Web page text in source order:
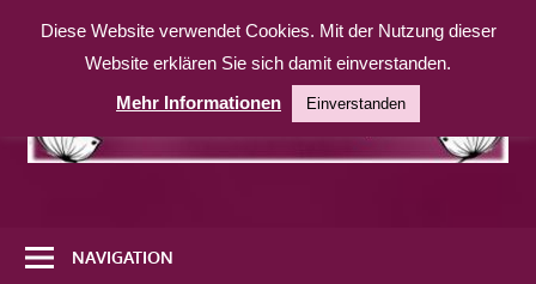
Inhalt
weitereNAVIGATION
Diese Website verwendet Cookies. Mit der Nutzung dieser
Website erklären Sie sich damit einverstanden.
Mehr Informationen
Einverstanden